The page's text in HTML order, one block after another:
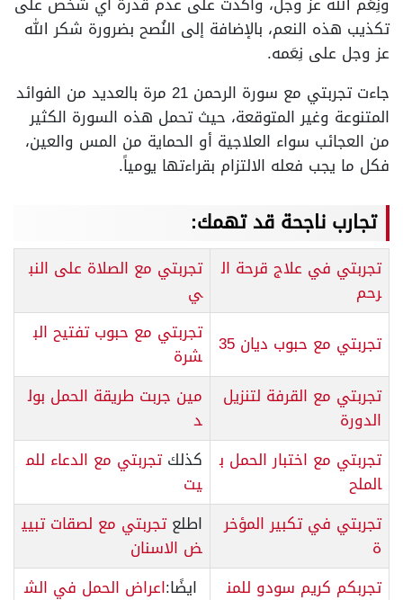
تكذيب هذه النعم، بالإضافة إلى النُصح بضرورة شكر الله
عز وجل على نِعَمه.
جاءت تجربتي مع سورة الرحمن 21 مرة بالعديد من الفوائد
المتنوعة وغير المتوقعة، حيث تحمل هذه السورة الكثير
من العجائب سواء العلاجية أو الحماية من المس والعين،
فكل ما يجب فعله الالتزام بقراءتها يومياً.
تجارب ناجحة قد تهمك:
تجربتي في علاج قرحة ال
رحم
تجربتي مع الصلاة على النب
ي
تجربتي مع حبوب ديان 35
تجربتي مع حبوب تفتيح الب
شرة
تجربتي مع القرفة لتنزيل
الدورة
مين جربت طريقة الحمل بول
د
تجربتي مع اختبار الحمل ب
الملح
كذلكتجربتي مع الدعاء للم
يت
تجربتي في تكبير المؤخر
ة
اطلعتجربتي مع لصقات تبيي
ض الاسنان
تجربكم كريم سودو للمن
ايضًا:اعراض الحمل في الش